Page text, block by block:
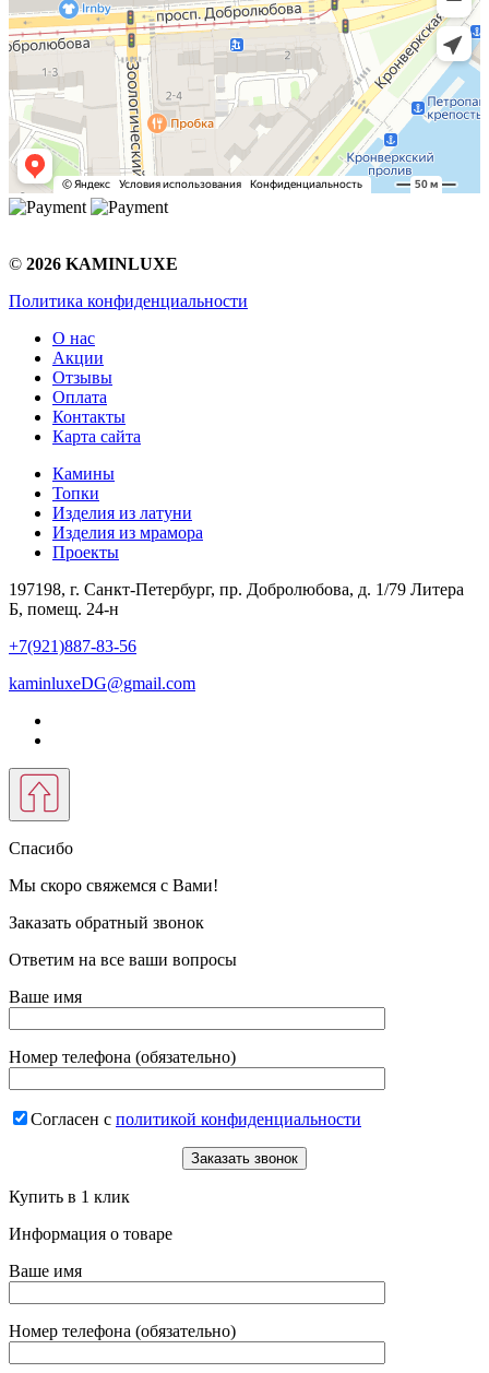
© 2026 KAMINLUXE
Политика конфиденциальности
О нас
Акции
Отзывы
Оплата
Контакты
Карта сайта
Камины
Топки
Изделия из латуни
Изделия из мрамора
Проекты
197198, г. Санкт-Петербург, пр. Добролюбова, д. 1/79 Литера
Б, помещ. 24-н
+7(921)887-83-56
kaminluxeDG@gmail.com
Спасибо
Мы скоро свяжемся с Вами!
Заказать обратный звонок
Ответим на все ваши вопросы
Ваше имя
Номер телефона (обязательно)
Согласен с политикой конфиденциальности
Купить в 1 клик
Информация о товаре
Ваше имя
Номер телефона (обязательно)